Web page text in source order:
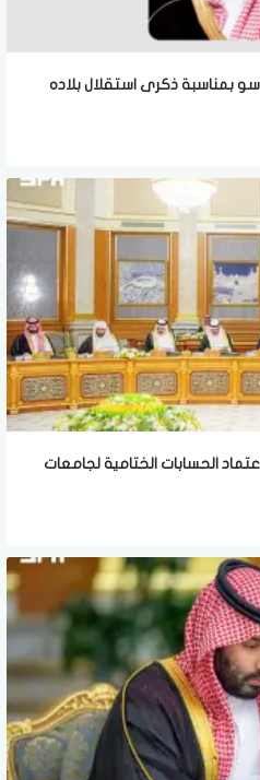
بمناسبة ذكرى استقلال بلاده
الحسابات الختامية لجامعات